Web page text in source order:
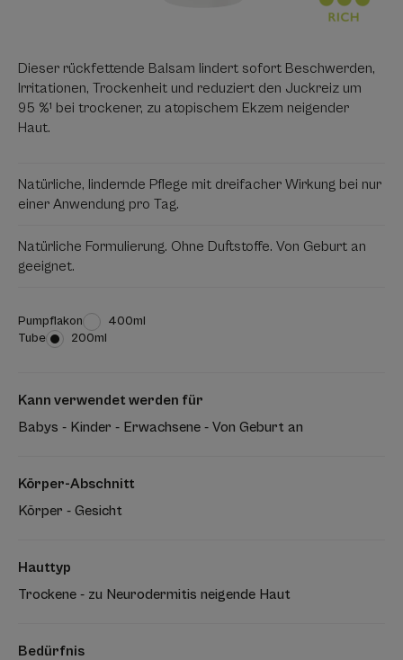
Dieser rückfettende Balsam lindert sofort Beschwerden,
Irritationen, Trockenheit und reduziert den Juckreiz um
95 %¹ bei trockener, zu atopischem Ekzem neigender
Haut.
Natürliche, lindernde Pflege mit dreifacher Wirkung bei nur
einer Anwendung pro Tag.
Natürliche Formulierung. Ohne Duftstoffe. Von Geburt an
geeignet.
Pumpflakon Pumpflakon
400ml
Tube
Tube
200ml
Kann verwendet werden für
Babys - Kinder - Erwachsene - Von Geburt an
Körper-Abschnitt
Körper - Gesicht
Hauttyp
Trockene - zu Neurodermitis neigende Haut
Bedürfnis